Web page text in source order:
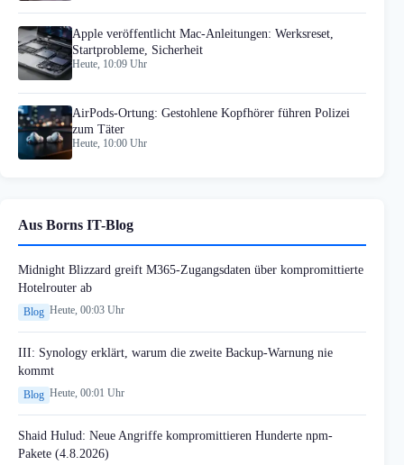
Apple veröffentlicht Mac-Anleitungen: Werksreset,
Startprobleme, Sicherheit
Heute, 10:09 Uhr
AirPods-Ortung: Gestohlene Kopfhörer führen Polizei
zum Täter
Heute, 10:00 Uhr
Aus Borns IT-Blog
Midnight Blizzard greift M365-Zugangsdaten über kompromittierte
Hotelrouter ab
Blog Heute, 00:03 Uhr
III: Synology erklärt, warum die zweite Backup-Warnung nie
kommt
Blog Heute, 00:01 Uhr
Shaid Hulud: Neue Angriffe kompromittieren Hunderte npm-
Pakete (4.8.2026)